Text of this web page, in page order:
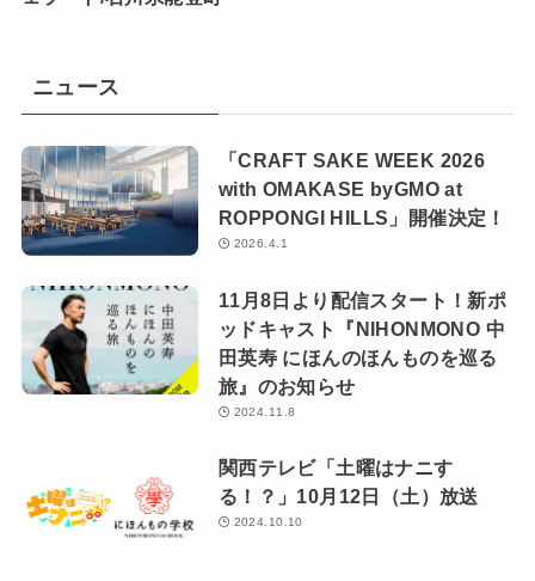
ニュース
「CRAFT SAKE WEEK 2026
with OMAKASE byGMO at
ROPPONGI HILLS」開催決定！
2026.4.1
11月8日より配信スタート！新ポ
ッドキャスト『NIHONMONO 中
田英寿 にほんのほんものを巡る
旅』のお知らせ
2024.11.8
関西テレビ「土曜はナニす
る！？」10月12日（土）放送
2024.10.10